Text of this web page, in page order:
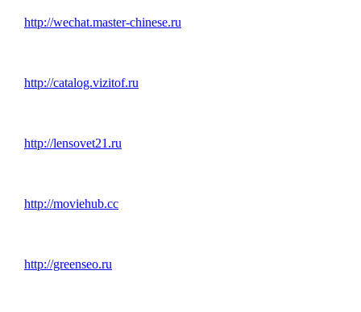
http://wechat.master-chinese.ru
http://catalog.vizitof.ru
http://lensovet21.ru
http://moviehub.cc
http://greenseo.ru